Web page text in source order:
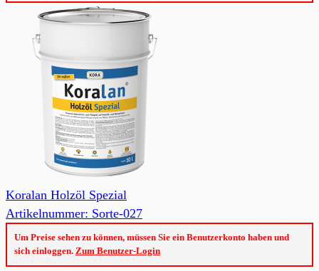
Koralan Holzöl Spezial
Artikelnummer: Sorte-027
Um Preise sehen zu können, müssen Sie ein Benutzerkonto haben und
sich einloggen. Zum Benutzer-Login